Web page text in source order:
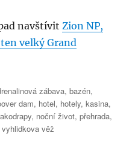
navštívitZion NP,
velký Grand
zábava,bazén,
dam, hotel, hotely,kasina,
, noční život,přehrada,
vyhlidkova věž